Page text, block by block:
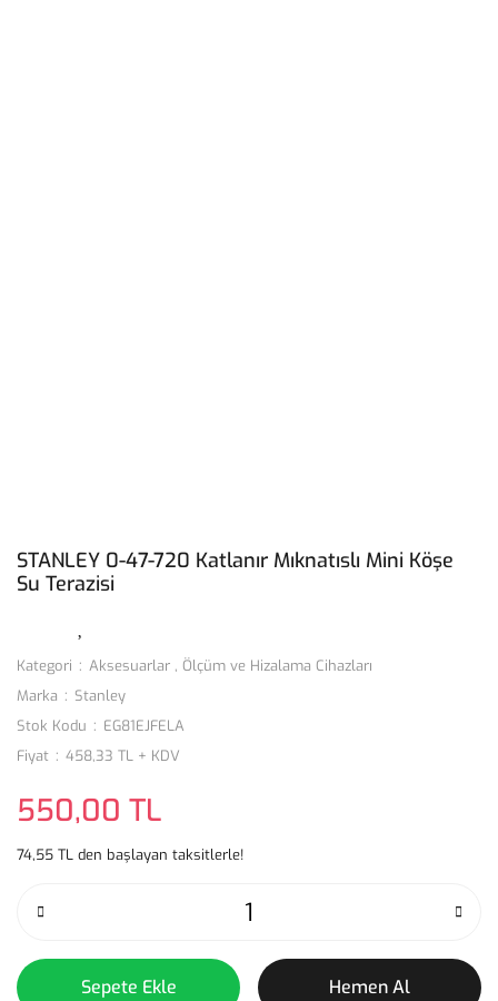
STANLEY 0-47-720 Katlanır Mıknatıslı Mini Köşe
Su Terazisi
Kategori Aksesuarlar , Ölçüm ve Hizalama Cihazları
Marka
Stanley
Stok Kodu
EG81EJFELA
Fiyat
458,33 TL + KDV
550,00 TL
74,55 TL den başlayan taksitlerle!
Sepete Ekle Hemen Al